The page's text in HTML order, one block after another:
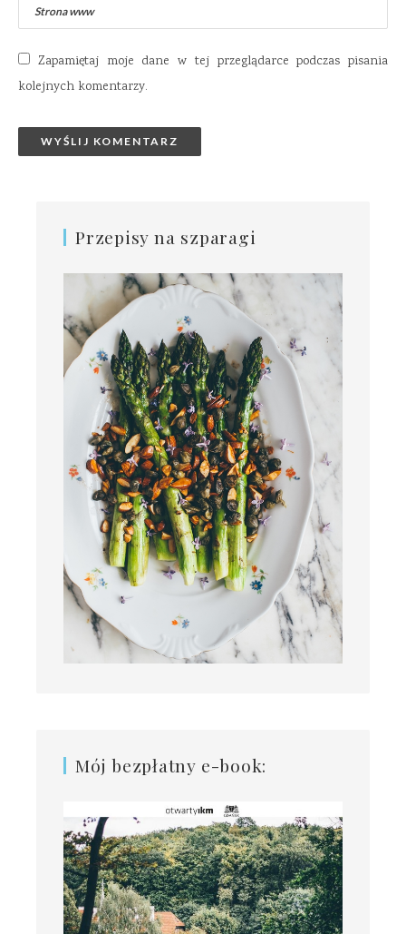
Zapamiętaj moje dane w tej przeglądarce podczas pisania
kolejnych komentarzy.
Przepisy na szparagi
Mój bezpłatny e-book: